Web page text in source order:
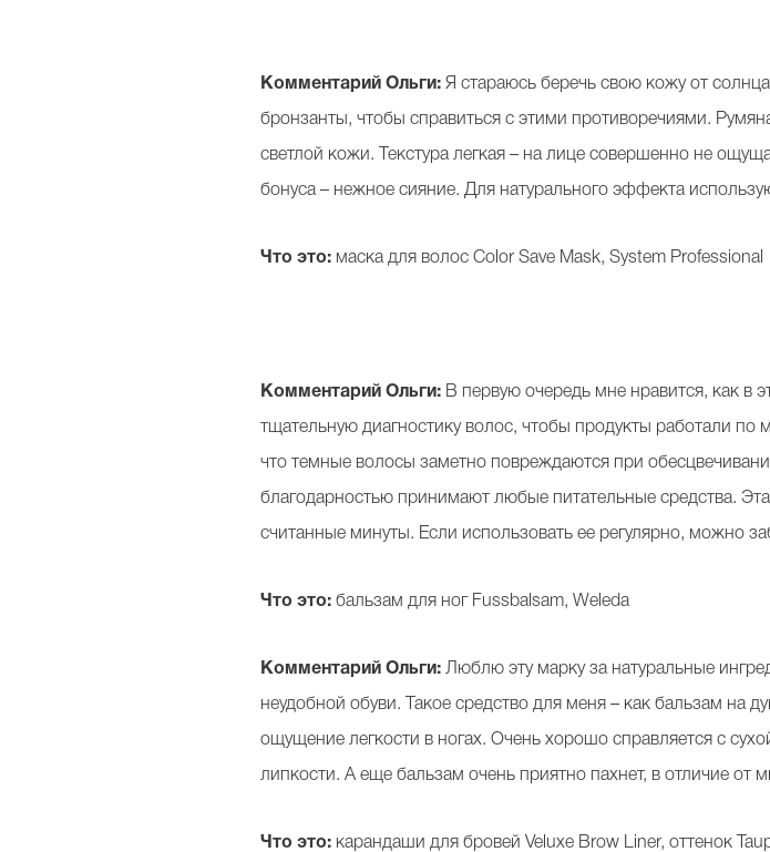
Комментарий Ольги: Я стараюсь беречь свою кожу от
бронзанты, чтобы справиться с этими противоречиями.
светлой кожи. Текстура легкая – на лице совершенно не
бонуса – нежное сияние. Для натурального эффекта
Что это: маска для волос Color Save Mask, System Professional
Комментарий Ольги: В первую очередь мне нравится, как в
тщательную диагностику волос, чтобы продукты работали
что темные волосы заметно повреждаются при
благодарностью принимают любые питательные средства.
считанные минуты. Если использовать ее регулярно, можно
Что это: бальзам для ног Fussbalsam, Weleda
Комментарий Ольги: Люблю эту марку за натуральные
неудобной обуви. Такое средство для меня – как бальзам на
ощущение легкости в ногах. Очень хорошо справляется с
липкости. А еще бальзам очень приятно пахнет, в отличие от
Что это: карандаши для бровей Veluxe Brow Liner, оттенок